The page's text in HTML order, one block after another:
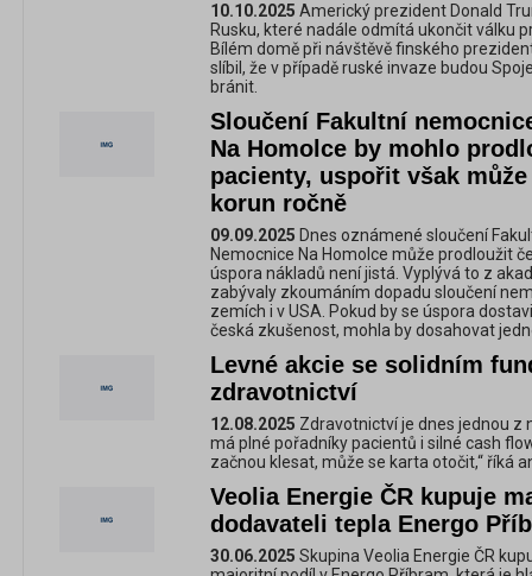
10.10.2025 Americký prezident Donald
Rusku, které nadále odmítá ukončit válku
Bílém domě při návštěvě finského
slíbil, že v případě ruské invaze budou
bránit.
Sloučení Fakultní
Na Homolce by mohlo
pacienty, uspořit však
korun ročně
09.09.2025 Dnes oznámené sloučení
Nemocnice Na Homolce může prodloužit
úspora nákladů není jistá. Vyplývá to z
zabývaly zkoumáním dopadu sloučení
zemích i v USA. Pokud by se úspora
česká zkušenost, mohla by dosahovat
Levné akcie se solidním
zdravotnictví
12.08.2025 Zdravotnictví je dnes jednou z
má plné pořadníky pacientů i silné cash
začnou klesat, může se karta otočit,“ říká
Veolia Energie ČR kupuje
dodavateli tepla Energo
30.06.2025 Skupina Veolia Energie ČR